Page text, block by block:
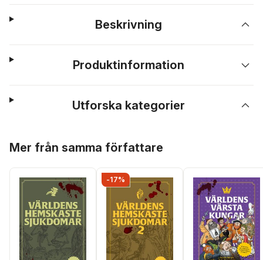
Beskrivning
Produktinformation
Utforska kategorier
Mer från samma författare
-17%